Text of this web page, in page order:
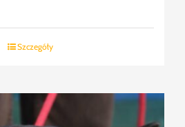
Szczegóły